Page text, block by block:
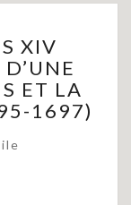
XIV
ET LA
1697)